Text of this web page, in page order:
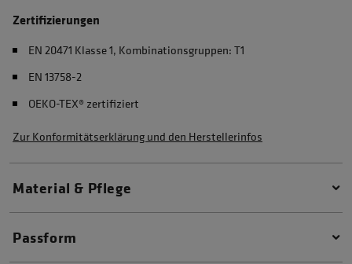
Zertifizierungen
EN 20471 Klasse 1, Kombinationsgruppen: T1
EN 13758-2
OEKO-TEX® zertifiziert
Zur Konformitätserklärung und den Herstellerinfos
Material & Pflege
Passform